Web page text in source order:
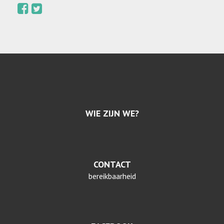
WIE ZIJN WE?
CONTACT
bereikbaarheid